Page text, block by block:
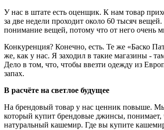
У нас в штате есть оценщик. К нам товар
за две недели проходит около 60 тысяч
понимание вещей, потому что от него очень
Конкуренция? Конечно, есть. Те же «Баско
же, как у нас. Я заходил в такие магазины -
Дело в том, что, чтобы ввезти одежду из
запах.
В расчёте на светлое будущее
На брендовый товар у нас ценник повыше.
который купит брендовые джинсы, понимает,
натуральный кашемир. Где вы купите